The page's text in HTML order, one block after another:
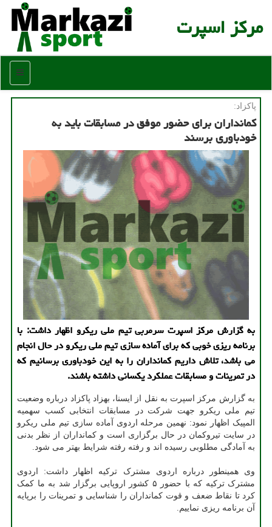
مركز اسپرت
منو
پاكزاد:
كمانداران برای حضور موفق در مسابقات باید به
خودباوری برسند
به گزارش مرکز اسپرت سرمربی تیم ملی ریکرو اظهار داشت: با
برنامه ریزی خوبی که برای آماده سازی تیم ملی ریکرو در حال انجام
می باشد، تلاش داریم کمانداران را به این خودباوری برسانیم که
در تمرینات و مسابقات عملکرد یکسانی داشته باشند.
به گزارش مرکز اسپرت به نقل از ایسنا، بهزاد پاکزاد درباره وضعیت
تیم ملی ریکرو جهت شرکت در مسابقات انتخابی کسب سهمیه
المپیک اظهار نمود: نهمین مرحله اردوی آماده سازی تیم ملی ریکرو
در سایت تیروکمان در حال برگزاری است و کمانداران از نظر بدنی
به آمادگی مطلوبی رسیده اند و رفته رفته شرایط بهتر می شود.
وی همینطور درباره اردوی مشترک ترکیه اظهار داشت: اردوی
مشترک ترکیه که با حضور ۵ کشور اروپایی برگزار شد به ما کمک
کرد تا نقاط ضعف و قوت کمانداران را شناسایی و تمرینات را برپایه
آن برنامه ریزی نماییم.